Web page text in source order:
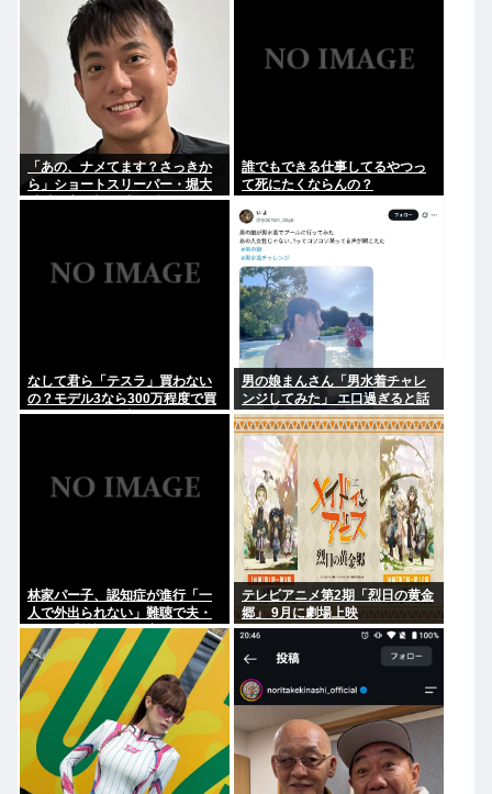
「あの、ナメてます？さっきか
ら」ショートスリーパー・堀大
輔氏が高須幹弥氏にブチギレ
誰でもできる仕事してるやつっ
て死にたくならんの？
なして君ら「テスラ」買わない
の？モデル3なら300万程度で買
える.コスパ最強車がここにある
男の娘まんさん「男水着チャレ
ンジしてみた」 エ口過ぎると話
題に
林家パー子、認知症が進行「一
人で外出られない」難聴で夫・
ペーと「筆談」…自宅全焼から
約1年
テレビアニメ第2期「烈日の黄金
郷」 9月に劇場上映